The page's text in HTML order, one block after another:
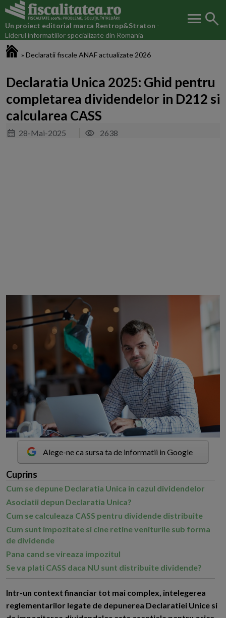
Un proiect editorial marca Rentrop&Straton -
Liderul informatiilor specializate din Romania
menu search
» Declaratii fiscale ANAF actualizate 2026
Declaratia Unica 2025: Ghid pentru
completarea dividendelor in D212 si
calcularea CASS
28-Mai-2025 2638
Alege-ne ca sursa ta de informatii in Google
Cuprins
Cum se depune Declaratia Unica in cazul dividendelor
Asociatii depun Declaratia Unica?
Cum se calculeaza CASS pentru dividende distribuite
Cum sunt impozitate si cine retine veniturile sub forma
de dividende
Pana cand se vireaza impozitul
Se va plati CASS daca NU sunt distribuite dividende?
Intr-un context financiar tot mai complex, intelegerea
reglementarilor legate de depunerea Declaratiei Unice si